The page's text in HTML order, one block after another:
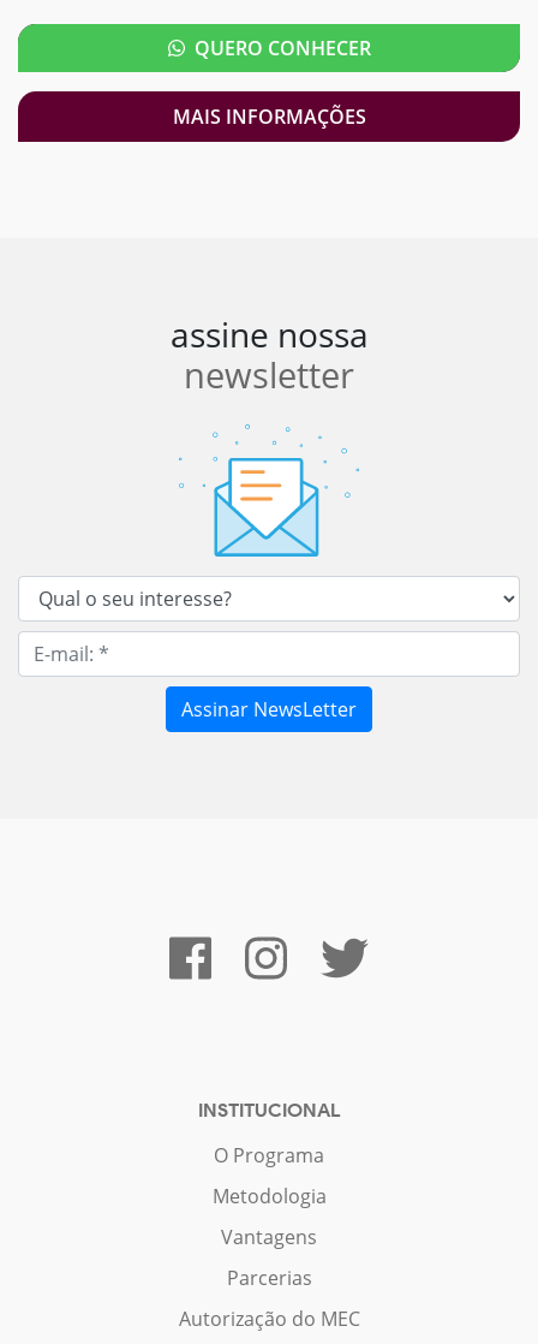
QUERO CONHECER
MAIS INFORMAÇÕES
assine nossa
newsletter
INSTITUCIONAL
O Programa
Metodologia
Vantagens
Parcerias
Autorização do MEC